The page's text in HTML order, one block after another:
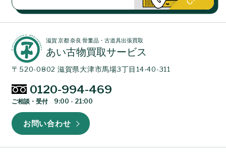
滋賀 京都 奈良 骨董品・古道具出張買取
あい古物買取サービス
〒520-0802 滋賀県大津市馬場3丁目14-40-311
0120-994-469
ご相談・受付 9:00 - 21:00
お問い合わせ